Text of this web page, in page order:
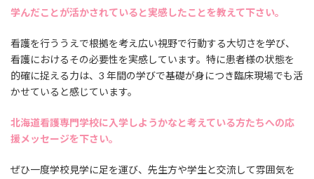
学んだことが活かされていると実感したことを教えて下さい。
看護を行ううえで根拠を考え広い視野で行動する大切さを学び、
看護におけるその必要性を実感しています。特に患者様の状態を
的確に捉える力は、3 年間の学びで基礎が身につき臨床現場でも活
かせていると感じています。
北海道看護専門学校に入学しようかなと考えている方たちへの応
援メッセージを下さい。
ぜひ一度学校見学に足を運び、先生方や学生と交流して雰囲気を